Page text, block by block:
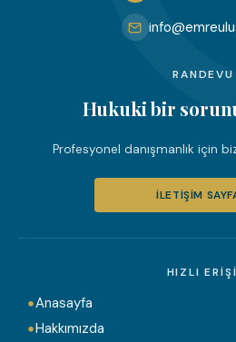
RANDEVU
Hukuki bir
Profesyonel danışmanlık için
İLETIŞIM
HIZLI
Anasayfa
Hakkımızda